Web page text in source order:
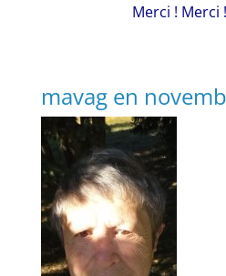
Merci ! Merci
mavag en